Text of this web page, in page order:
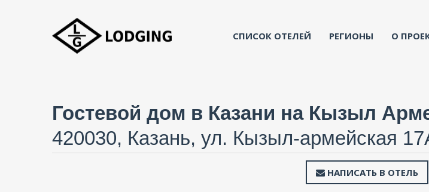
СПИСОК ОТЕЛЕЙ РЕГИОНЫ О
Гостевой дом в Казани на Кызыл
420030, Казань, ул. Кызыл-армейская
НАПИСАТЬ В ОТЕЛЬ